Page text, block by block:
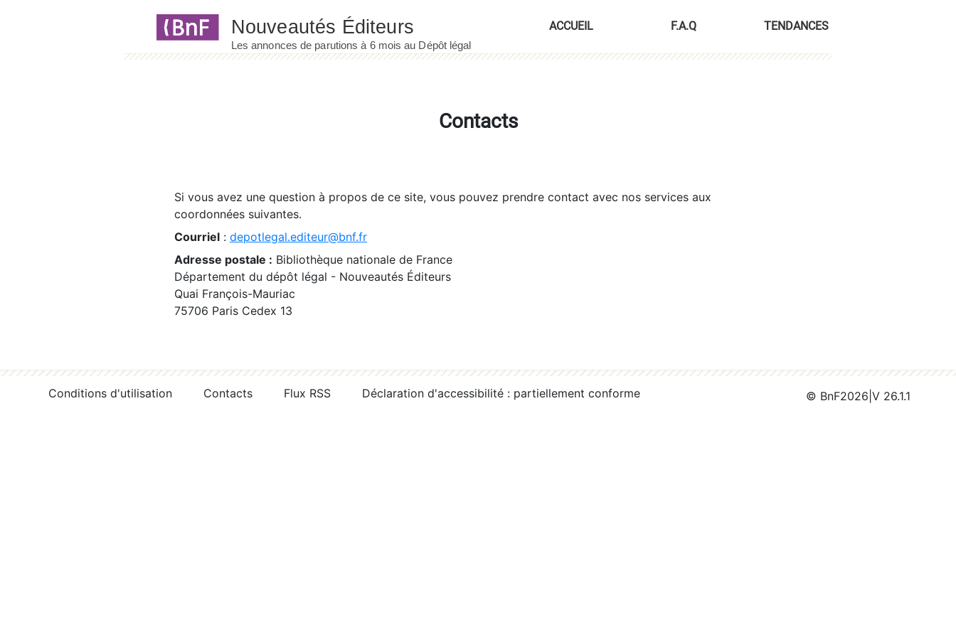
ACCUEIL F.A.Q TENDANCES
Contacts
Si vous avez une question à propos de ce site, vous pouvez prendre contact avec nos services aux
coordonnées suivantes.
Courriel : depotlegal.editeur@bnf.fr
Adresse postale : Bibliothèque nationale de France
Département du dépôt légal - Nouveautés Éditeurs
Quai François-Mauriac
75706 Paris Cedex 13
Conditions d'utilisation Contacts Flux RSS Déclaration d'accessibilité : partiellement conforme © BnF2026 V 26.1.1